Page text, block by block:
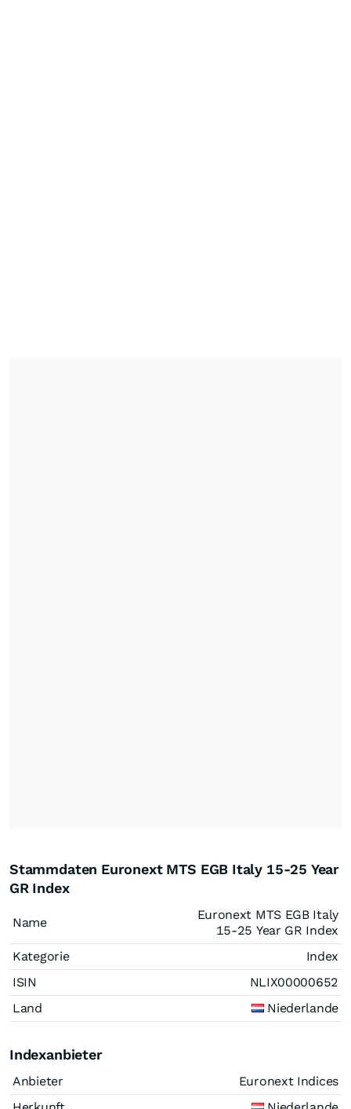
Stammdaten Euronext MTS EGB Italy 15-25 Year
GR Index
Name
Euronext MTS EGB Italy
15-25 Year GR Index
Kategorie
Index
ISIN
NLIX00000652
Land
Niederlande
Indexanbieter
Anbieter
Euronext Indices